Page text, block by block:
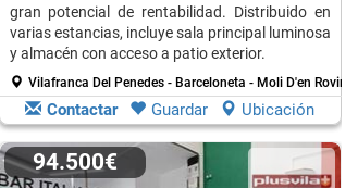
Sarroca
gran potencial de rentabilidad. Distribuido en
varias estancias, incluye sala principal luminosa
y almacén con acceso a patio exterior.
Vilafranca Del Penedes - Barceloneta - Moli D'en Rovir.
Contactar Guardar Ubicación
94.500€